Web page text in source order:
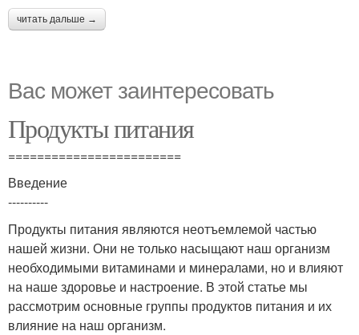
читать дальше →
Вас может заинтересовать
Продукты питания
========================
Введение
----------
Продукты питания являются неотъемлемой частью
нашей жизни. Они не только насыщают наш организм
необходимыми витаминами и минералами, но и влияют
на наше здоровье и настроение. В этой статье мы
рассмотрим основные группы продуктов питания и их
влияние на наш организм.